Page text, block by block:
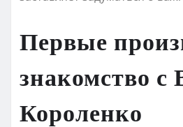
Первые
знакомство с
Короленко